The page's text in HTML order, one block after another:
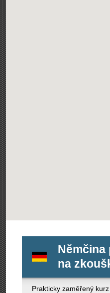
na
Prakticky zaměřený